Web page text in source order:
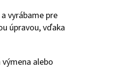
vyrábame pre
úpravou, vďaka
alebo